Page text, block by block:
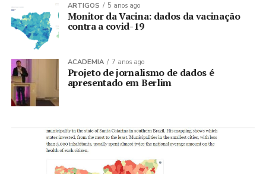
ARTIGOS 5 anos ago
Monitor da Vacina: dados da vacinação
contra a covid-19
ACADEMIA 7 anos ago
Projeto de jornalismo de dados é
apresentado em Berlim